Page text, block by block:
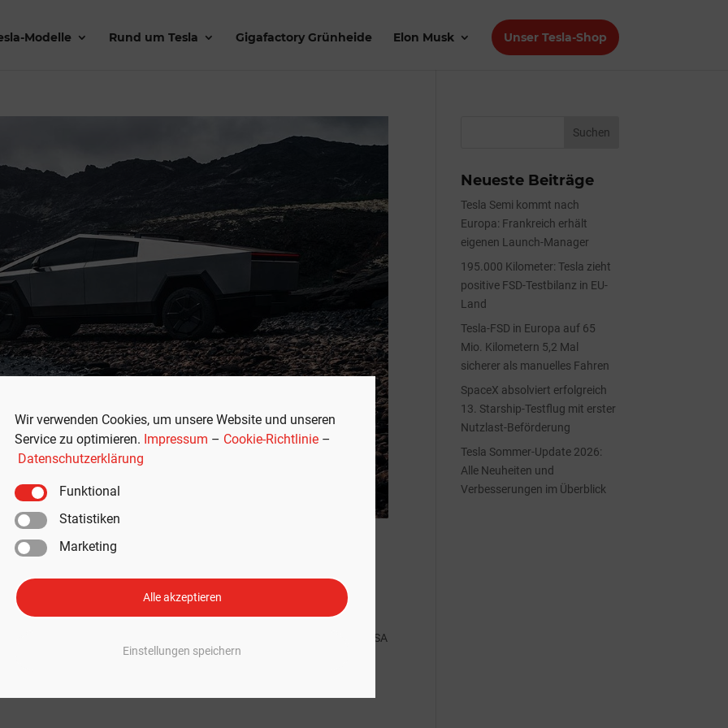
Wir verwenden Cookies, um unsere Website und unseren
Service zu optimieren. Impressum – Cookie-Richtlinie –
Datenschutzerklärung
Funktional
Statistiken
Marketing
Alle akzeptieren
Einstellungen speichern
Modelle Rund um Tesla Gigafactory Grünheide Elon Musk Unser Tesla-Shop
EU-USA-
Europa kommen
schaffen. Das neue Handelsabkommen zwischen der EU und den USA
für Ihren Tesla mit 10 % Rabatt jetzt sichern | Rabattcode INSIDE
Neueste Beiträge
Tesla Semi kommt nach
Europa: Frankreich erhält
eigenen Launch-Manager
195.000 Kilometer: Tesla zieht
positive FSD-Testbilanz in EU-
Land
Tesla-FSD in Europa auf 65
Mio. Kilometern 5,2 Mal
sicherer als manuelles Fahren
SpaceX absolviert erfolgreich
13. Starship-Testflug mit erster
Nutzlast-Beförderung
Tesla Sommer-Update 2026:
Alle Neuheiten und
Verbesserungen im Überblick